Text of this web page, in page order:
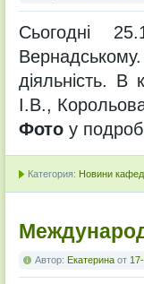
Сьогодні
діяльність.
І.В.,
Фото у
Категория: Новини
Автор: Екатерина от